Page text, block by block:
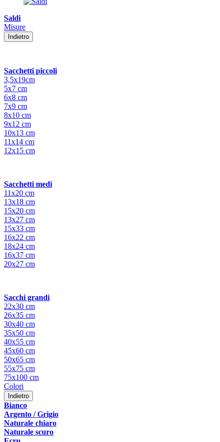
Saldi
Misure
Indietro
Sacchetti piccoli
3,5x19cm
5x7 cm
6x8 cm
7x9 cm
8x10 cm
9x12 cm
10x13 cm
11x14 cm
12x15 cm
Sacchetti medi
11x20 cm
13x18 cm
15x20 cm
13x27 cm
15x33 cm
16x22 cm
18x24 cm
16x37 cm
20x27 cm
Sacchi grandi
22x30 cm
26x35 cm
30x40 cm
35x50 cm
40x55 cm
45x60 cm
50x65 cm
55x75 cm
75x100 cm
Colori
Indietro
Bianco
Argento / Grigio
Naturale chiaro
Naturale scuro